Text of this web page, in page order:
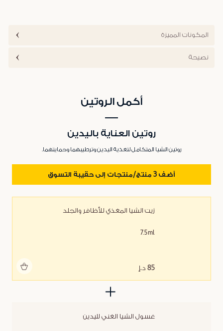
المكونات المميزة
نصيحة
أكمل الروتين
زيت الشيا المغذي للأظافر والجلد
7.5ml
85 د.إ
غسول الشيا الغني لليدين
روتين العناية باليدين
روتين الشيا المتكامل لتغذية اليدين وترطيبهما وحمايتهما.
أضف 3 منتج/منتجات إلى حقيبة التسوق